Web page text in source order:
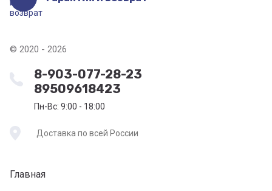
© 2020 - 2026
8-903-077-28-23
89509618423
Пн-Вс: 9:00 - 18:00
Доставка по всей России
Главная